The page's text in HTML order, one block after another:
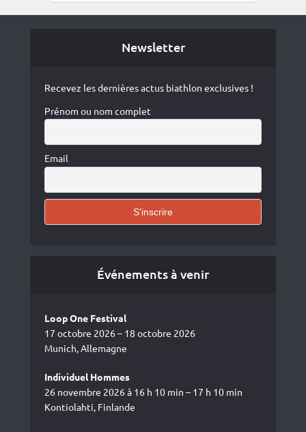
Newsletter
Recevez les dernières actus biathlon exclusives !
Prénom ou nom complet
Email
Événements à venir
Loop One Festival
17 octobre 2026 – 18 octobre 2026
Munich, Allemagne
Individuel Hommes
26 novembre 2026 à 16 h 10 min – 17 h 10 min
Kontiolahti, Finlande